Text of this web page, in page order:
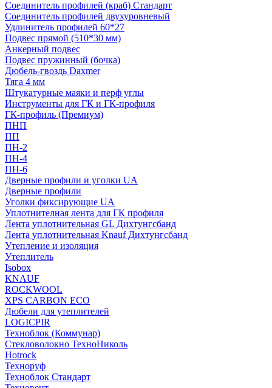
Соединитель профилей (краб) Стандарт
Соединитель профилей двухуровневый
Удлинитель профилей 60*27
Подвес прямой (510*30 мм)
Анкерный подвес
Подвес пружинный (бочка)
Дюбель-гвоздь Daxmer
Тяга 4 мм
Штукатурные маяки и перф углы
Инструменты для ГК и ГК-профиля
ГК-профиль (Премиум)
ПНП
ПП
ПН-2
ПН-4
ПН-6
Дверные профили и уголки UA
Дверные профили
Уголки фиксирующие UA
Уплотнителная лента для ГК профиля
Лента уплотнительная GL Дихтунгсбанд
Лента уплотнительная Knauf Дихтунгсбанд
Утепление и изоляция
Утеплитель
Isobox
KNAUF
ROCKWOOL
XPS CARBON ECO
Дюбели для утеплителей
LOGICPIR
Техноблок (Коммунар)
Стекловолокно ТехноНиколь
Hotrock
Технoруф
Техноблок Стандарт